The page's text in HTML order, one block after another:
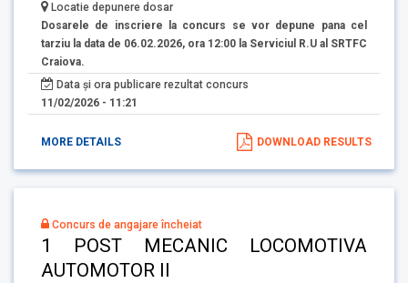
Locatie depunere dosar
Dosarele de inscriere la concurs se vor depune pana cel
tarziu la data de 06.02.2026, ora 12:00 la Serviciul R.U al SRTFC
Craiova.
Data și ora publicare rezultat concurs
11/02/2026 - 11:21
MORE DETAILS DOWNLOAD RESULTS
Concurs de angajare încheiat
1 POST MECANIC LOCOMOTIVA
AUTOMOTOR II